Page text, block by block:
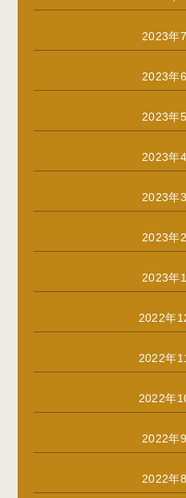
2023年
2023年
2023年
2023年
2023年
2023年
2023年
2022年
2022年
2022年
2022年
2022年